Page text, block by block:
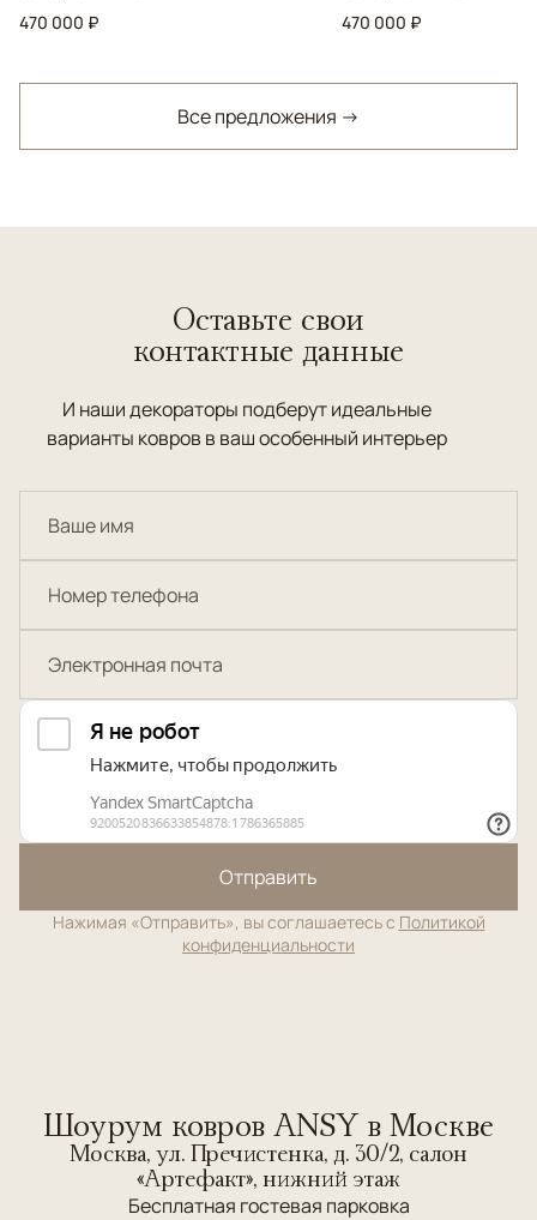
470 000 ₽
470 000 ₽
Все предложения →
Оставьте свои
контактные данные
И наши декораторы подберут идеальные
варианты ковров в ваш особенный интерьер
Отправить
Нажимая «Отправить», вы соглашаетесь с Политикой
конфиденциальности
Шоурум ковров ANSY в Москве
Москва, ул. Пречистенка, д. 30/2, салон
«Артефакт», нижний этаж
Бесплатная гостевая парковка